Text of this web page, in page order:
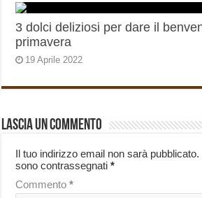
3 dolci deliziosi per dare il
primavera
19 Aprile 2022
Lascia un commento
Il tuo indirizzo email non sarà pubblicato.
sono contrassegnati*
Commento*